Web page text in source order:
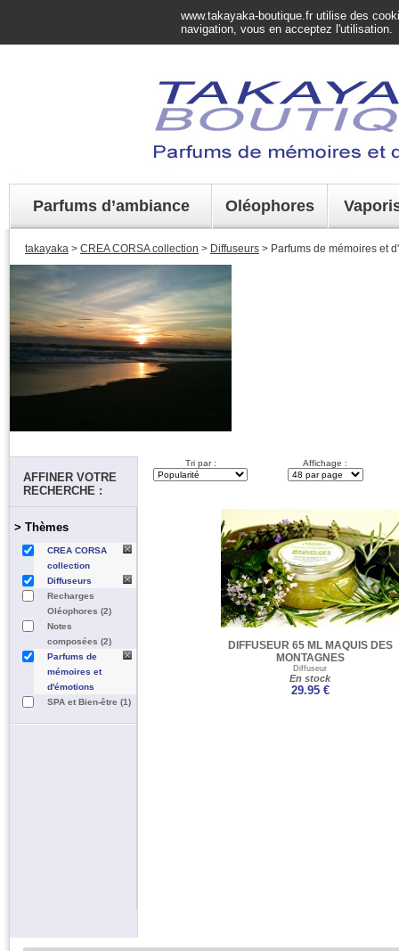
www.takayaka-boutique.fr utilise des
navigation, vous en acceptez l'utilisation.
Parfums d’ambiance Oléophores
takayaka > CREA CORSA collection > Diffuseurs > Parfums de mémoires et
AFFINER VOTRE
RECHERCHE :
> Thèmes
CREA CORSA
collection
Diffuseurs
Recharges
Oléophores (2)
Notes
composées (2)
Parfums de
mémoires et
d'émotions
SPA et Bien-être (1)
Tri par : Affichage :
DIFFUSEUR 65 ML MAQUIS DES
MONTAGNES
Diffuseur
En stock
29.95 €